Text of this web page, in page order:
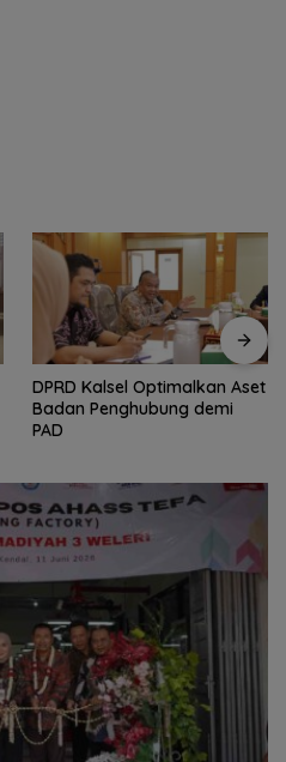
‎DPRD Kalsel Optimalkan Aset
Badan Penghubung demi
PAD